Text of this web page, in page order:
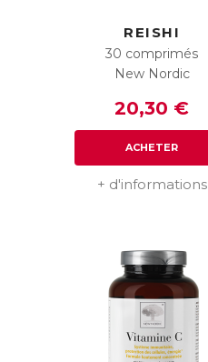
REISHI
30 comprimés
New Nordic
20,30 €
ACHETER
+ d'informations